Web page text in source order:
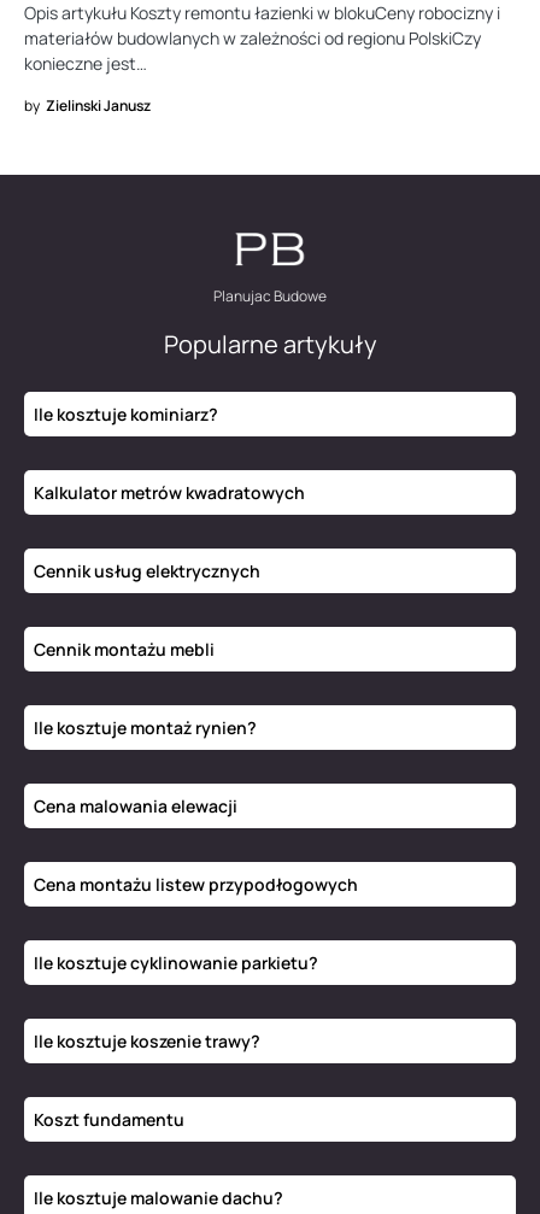
Opis artykułu Koszty remontu łazienki w blokuСeny robocizny i
materiałów budowlanych w zależności od regionu PolskiCzy
konieczne jest…
by Zielinski Janusz
Planujac Budowe
Popularne artykuły
Ile kosztuje kominiarz?
Kalkulator metrów kwadratowych
Cennik usług elektrycznych
Cennik montażu mebli
Ile kosztuje montaż rynien?
Cena malowania elewacji
Cena montażu listew przypodłogowych
Ile kosztuje cyklinowanie parkietu?
Ile kosztuje koszenie trawy?
Koszt fundamentu
Ile kosztuje malowanie dachu?